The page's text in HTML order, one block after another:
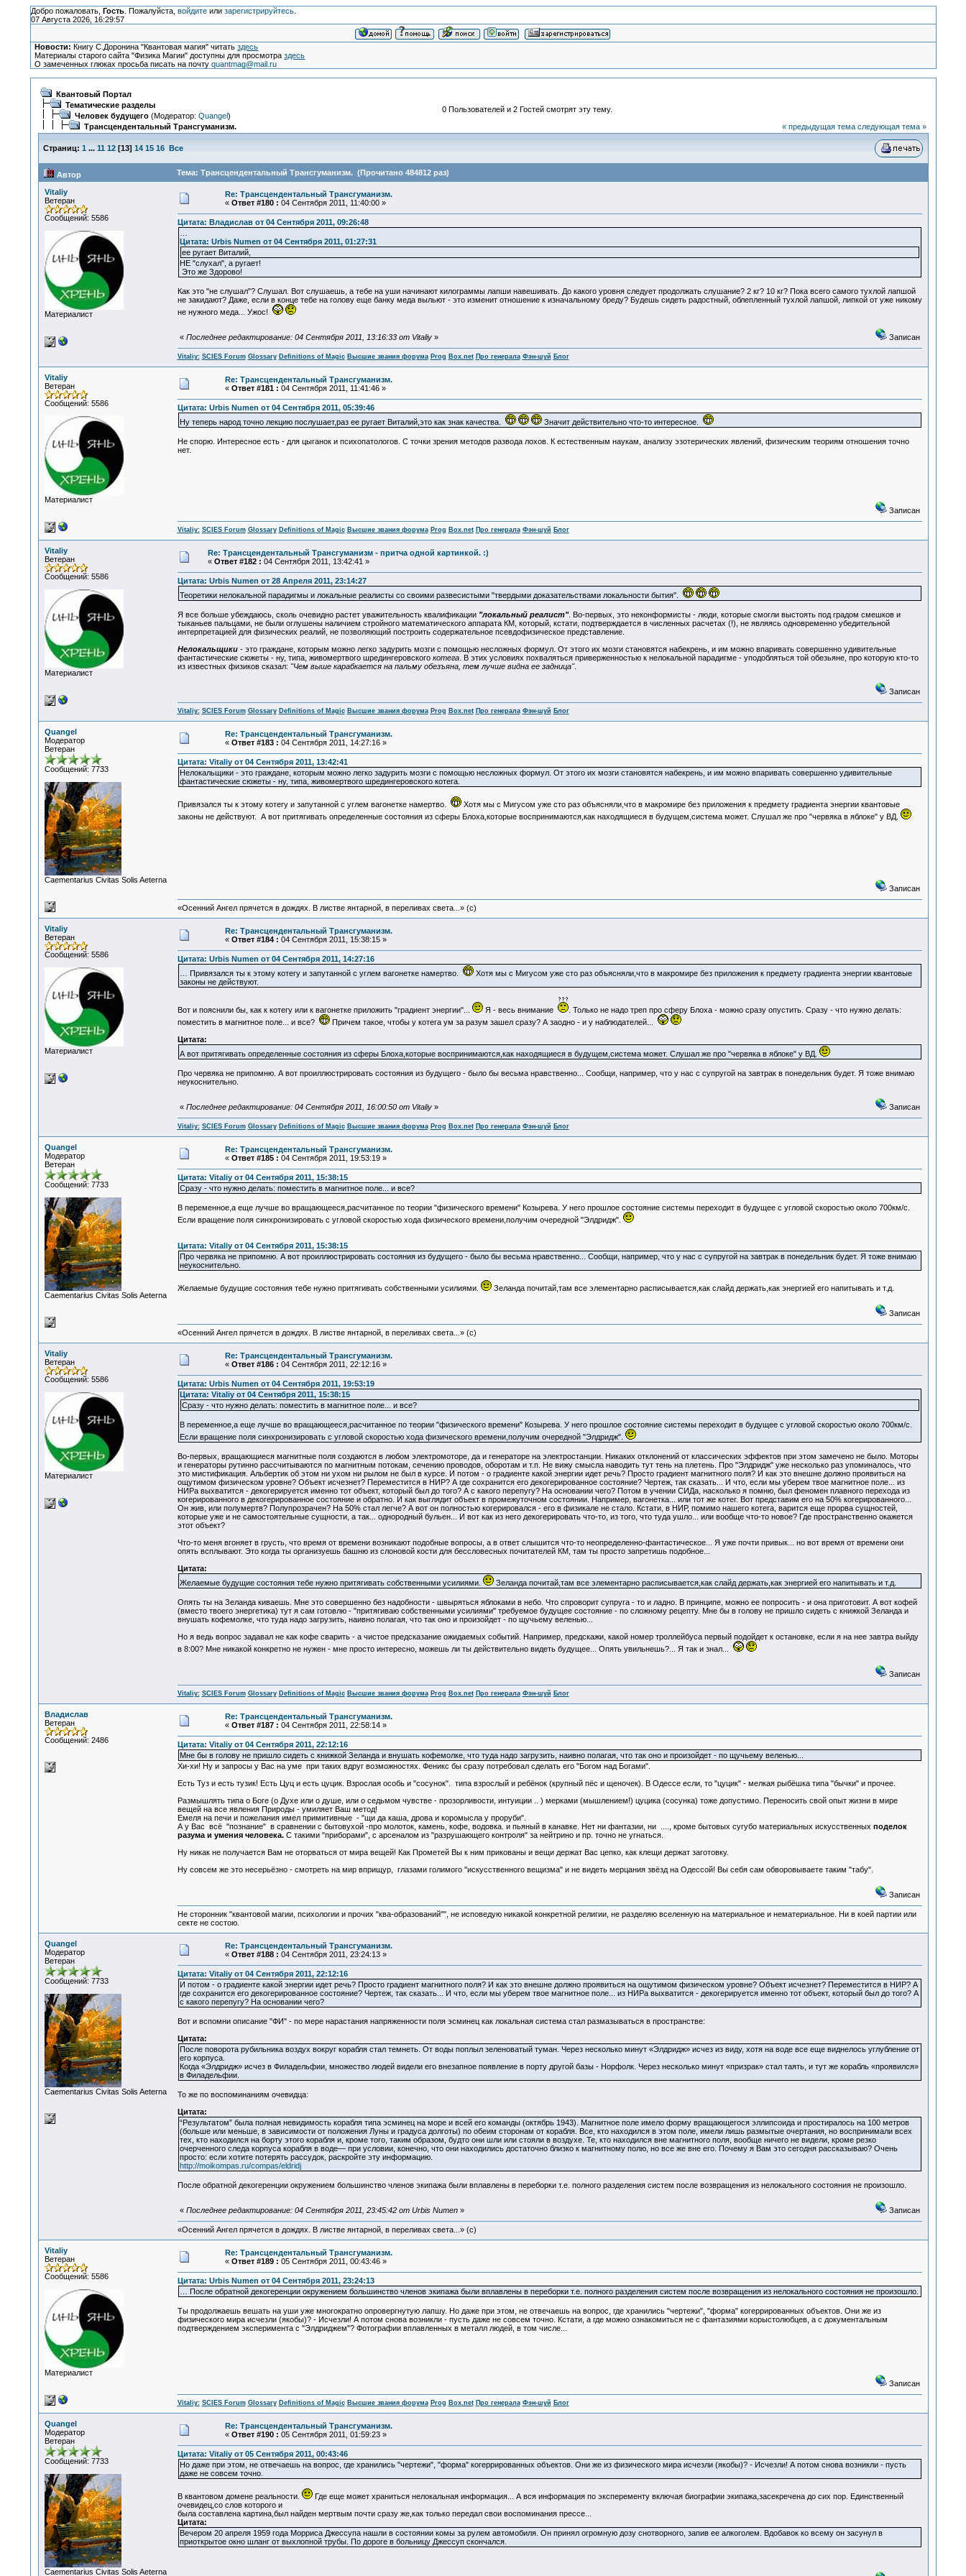
Добро пожаловать, Гость. Пожалуйста, войдитеили зарегистрируйтесь.
07 Августа 2026, 16:29:57
Новости: Книгу С.Доронина "Квантовая магия" читатьздесь
Материалы старого сайта "Физика Магии" доступны для просмотраздесь
О замеченных глюках просьба писать на почтуquantmag@mail.ru
Квантовый Портал
Тематические разделы
Человек будущего(Модератор: Quangel)
Трансцендентальный Трансгуманизм.
0 Пользователей и 2 Гостей смотрят эту тему.
« предыдущая тема следующая тема »
Страниц: 1 ... 11 12[13] 14 15 16 Все
Автор Тема: Трансцендентальный Трансгуманизм. (Прочитано 484812 раз)
Vitaliy
Ветеран
Сообщений: 5586
Материалист
Re: Трансцендентальный Трансгуманизм.
« Ответ #180 : 04 Сентября 2011, 11:40:00 »
Цитата: Владислав от 04 Сентября 2011, 09:26:48
Цитата: Urbis Numen от 04 Сентября 2011, 01:27:31
ее ругает Виталий,
НЕ "слухал", а ругает!
Это же Здорово!
Как это "не слушал"? Слушал. Вот слушаешь, а тебе на уши начинают килограммы лапши навешивать. До какого уровня следует продолжать слушание? 2 кг? 10 кг? Пока всего самого тухлой лапшой
не закидают? Даже, если в конце тебе на голову еще банку меда выльют - это изменит отношение к изначальному бреду? Будешь сидеть радостный, облепленный тухлой лапшой, липкой от уже никому
не нужного меда... Ужос!
« Последнее редактирование: 04 Сентября 2011, 13:16:33 от Vitaliy» Записан
Vitaliy: SCIES Forum Glossary Definitions of Magic Высшие звания форума Prog Box.net Про генерала Фэн-шуй Блог
Vitaliy
Ветеран
Сообщений: 5586
Материалист
Re: Трансцендентальный Трансгуманизм.
« Ответ #181 : 04 Сентября 2011, 11:41:46 »
Цитата: Urbis Numen от 04 Сентября 2011, 05:39:46
Ну теперь народ точно лекцию послушает,раз ее ругает Виталий,это как знак качества.
Значит действительно что-то интересное.
Не спорю. Интересное есть - для цыганок и психопатологов. С точки зрения методов развода лохов. К естественным наукам, анализу эзотерических явлений, физическим теориям отношения точно
нет.
Записан
Vitaliy: SCIES Forum Glossary Definitions of Magic Высшие звания форума Prog Box.net Про генерала Фэн-шуй Блог
Vitaliy
Ветеран
Сообщений: 5586
Материалист
Re: Трансцендентальный Трансгуманизм - притча одной картинкой. :)
« Ответ #182 : 04 Сентября 2011, 13:42:41 »
Цитата: Urbis Numen от 28 Апреля 2011, 23:14:27
Теоретики нелокальной парадигмы и локальные реалисты со своими развесистыми "твердыми доказательствами локальности бытия".
Я все больше убеждаюсь, сколь очевидно растет уважительность квалификации "локальный реалист". Во-первых, это неконформисты - люди, которые смогли выстоять под градом смешков и
тыканьев пальцами, не были оглушены наличием стройного математического аппарата КМ, который, кстати, подтверждается в численных расчетах (!), не являясь одновременно убедительной
интерпретацией для физических реалий, не позволяющий построить содержательное псевдофизическое представление.
Нелокальщики- это граждане, которым можно легко задурить мозги с помощью несложных формул. От этого их мозги становятся набекрень, и им можно впаривать совершенно удивительные
фантастические сюжеты - ну, типа, живомертвого шредингеровского котега. В этих условиях похваляться приверженностью к нелокальной парадигме - уподобляться той обезьяне, про которую кто-то
из известных физиков сказал: "Чем выше карабкается на пальму обезъяна, тем лучше видна ее задница".
Записан
Vitaliy: SCIES Forum Glossary Definitions of Magic Высшие звания форума Prog Box.net Про генерала Фэн-шуй Блог
Quangel
Модератор
Ветеран
Сообщений: 7733
Сaementarius Civitas Solis Aeterna
Re: Трансцендентальный Трансгуманизм.
« Ответ #183 : 04 Сентября 2011, 14:27:16 »
Цитата: Vitaliy от 04 Сентября 2011, 13:42:41
Нелокальщики - это граждане, которым можно легко задурить мозги с помощью несложных формул. От этого их мозги становятся набекрень, и им можно впаривать совершенно удивительные
фантастические сюжеты - ну, типа, живомертвого шредингеровского котега.
Привязался ты к этому котегу и запутанной с углем вагонетке намертво.
Хотя мы с Мигусом уже сто раз объясняли,что в макромире без приложения к предмету градиента энергии квантовые
законы не действуют. А вот притягивать определенные состояния из сферы Блоха,которые воспринимаются,как находящиеся в будущем,система может. Слушал же про "червяка в яблоке" у ВД.
Записан
«Осенний Ангел прячется в дождях. В листве янтарной, в переливах света...» (c)
Vitaliy
Ветеран
Сообщений: 5586
Материалист
Re: Трансцендентальный Трансгуманизм.
« Ответ #184 : 04 Сентября 2011, 15:38:15 »
Цитата: Urbis Numen от 04 Сентября 2011, 14:27:16
… Привязался ты к этому котегу и запутанной с углем вагонетке намертво.
Хотя мы с Мигусом уже сто раз объясняли,что в макромире без приложения к предмету градиента энергии квантовые
законы не действуют.
Вот и пояснили бы, как к котегу или к вагонетке приложить "градиент энергии"... Я - весь внимание
. Только не надо треп про сферу Блоха - можно сразу опустить. Сразу - что нужно делать:
поместить в магнитное поле... и все?
Причем такое, чтобы у котега ум за разум зашел сразу? А заодно - и у наблюдателей...
Цитата:
А вот притягивать определенные состояния из сферы Блоха,которые воспринимаются,как находящиеся в будущем,система может. Слушал же про "червяка в яблоке" у ВД.
Про червяка не припомню. А вот проиллюстрировать состояния из будущего - было бы весьма нравственно... Сообщи, например, что у нас с супругой на завтрак в понедельник будет. Я тоже внимаю
неукоснительно.
« Последнее редактирование: 04 Сентября 2011, 16:00:50 от Vitaliy» Записан
Vitaliy: SCIES Forum Glossary Definitions of Magic Высшие звания форума Prog Box.net Про генерала Фэн-шуй Блог
Quangel
Модератор
Ветеран
Сообщений: 7733
Сaementarius Civitas Solis Aeterna
Re: Трансцендентальный Трансгуманизм.
« Ответ #185 : 04 Сентября 2011, 19:53:19 »
Цитата: Vitaliy от 04 Сентября 2011, 15:38:15
Сразу - что нужно делать: поместить в магнитное поле... и все?
В переменное,а еще лучше во вращающееся,расчитанное по теории "физического времени" Козырева. У него прошлое состояние системы переходит в будущее с угловой скоростью около 700км/c.
Если вращение поля синхронизировать с угловой скоростью хода физического времени,получим очередной "Элдридж".
Цитата: Vitaliy от 04 Сентября 2011, 15:38:15
Про червяка не припомню. А вот проиллюстрировать состояния из будущего - было бы весьма нравственно... Сообщи, например, что у нас с супругой на завтрак в понедельник будет. Я тоже внимаю
неукоснительно.
Желаемые будущие состояния тебе нужно притягивать собственными усилиями. Зеланда почитай,там все элементарно расписывается,как слайд держать,как энергией его напитывать и т.д.
Записан
«Осенний Ангел прячется в дождях. В листве янтарной, в переливах света...» (c)
Vitaliy
Ветеран
Сообщений: 5586
Материалист
Re: Трансцендентальный Трансгуманизм.
« Ответ #186 : 04 Сентября 2011, 22:12:16 »
Цитата: Urbis Numen от 04 Сентября 2011, 19:53:19
Цитата: Vitaliy от 04 Сентября 2011, 15:38:15
Сразу - что нужно делать: поместить в магнитное поле... и все?
В переменное,а еще лучше во вращающееся,расчитанное по теории "физического времени" Козырева. У него прошлое состояние системы переходит в будущее с угловой скоростью около 700км/c.
Если вращение поля синхронизировать с угловой скоростью хода физического времени,получим очередной "Элдридж".
Во-первых, вращающиеся магнитные поля создаются в любом электромоторе, да и генераторе на электростанции. Никаких отклонений от классических эффектов при этом замечено не было. Моторы
и генераторы рутинно рассчитываются по магнитным потокам, сечению проводов, оборотам и т.п. Не вижу смысла наводить тут тень на плетень. Про "Элдридж" уже несколько раз упоминалось, что
это мистификация. Альбертик об этом ни ухом ни рылом не был в курсе. И потом - о градиенте какой энергии идет речь? Просто градиент магнитного поля? И как это внешне должно проявиться на
ощутимом физическом уровне? Объект исчезнет? Переместится в НИР? А где сохранится его декогерированное состояние? Чертеж, так сказать... И что, если мы уберем твое магнитное поле... из
НИРа выхватится - декогерируется именно тот объект, который был до того? А с какого перепугу? На основании чего? Потом в учении СИДа, насколько я помню, был феномен плавного перехода из
когерированного в декогерированное состояние и обратно. И как выглядит объект в промежуточном состоянии. Например, вагонетка... или тот же котег. Вот представим его на 50% когерированного...
Он жив, или полумертв? Полупрозрачен? На 50% стал легче? А вот он полностью когерировался - его в физикале не стало. Кстати, в НИР, помимо нашего котега, варится еще прорва сущностей,
которые уже и не самостоятельные сущности, а так... однородный бульен... И вот как из него декогерировать что-то, из того, что туда ушло... или вообще что-то новое? Где пространственно окажется
этот объект?
Что-то меня вгоняет в грусть, что время от времени возникают подобные вопросы, а в ответ слышится что-то неопределенно-фантастическое... Я уже почти привык... но вот время от времени они
опять всплывают. Это когда ты организуешь башню из слоновой кости для бессловесных почитателей КМ, там ты просто запретишь подобное...
Цитата:
Желаемые будущие состояния тебе нужно притягивать собственными усилиями.
Зеланда почитай,там все элементарно расписывается,как слайд держать,как энергией его напитывать и т.д.
Опять ты на Зеланда киваешь. Мне это совершенно без надобности - швыряться яблоками в небо. Что спроворит супруга - то и ладно. В принципе, можно ее попросить - и она приготовит. А вот кофей
(вместо твоего энергетика) тут я сам готовлю - "притягиваю собственными усилиями" требуемое будущее состояние - по сложному рецепту. Мне бы в голову не пришло сидеть с книжкой Зеланда и
внушать кофемолке, что туда надо загрузить, наивно полагая, что так оно и произойдет - по щучьему веленью...
Но я ведь вопрос задавал не как кофе сварить - а чистое предсказание ожидаемых событий. Например, предскажи, какой номер троллейбуса первый подойдет к остановке, если я на нее завтра выйду
в 8:00? Мне никакой конкретно не нужен - мне просто интересно, можешь ли ты действительно видеть будущее... Опять увильнешь?... Я так и знал...
Записан
Vitaliy: SCIES Forum Glossary Definitions of Magic Высшие звания форума Prog Box.net Про генерала Фэн-шуй Блог
Владислав
Ветеран
Сообщений: 2486
Re: Трансцендентальный Трансгуманизм.
« Ответ #187 : 04 Сентября 2011, 22:58:14 »
Цитата: Vitaliy от 04 Сентября 2011, 22:12:16
Мне бы в голову не пришло сидеть с книжкой Зеланда и внушать кофемолке, что туда надо загрузить, наивно полагая, что так оно и произойдет - по щучьему веленью...
Хи-хи! Ну и запросы у Вас на уме при таких вдруг возможностях. Феникс бы сразу потребовал сделать его "Богом над Богами".
Есть Туз и есть тузик! Есть Цуц и есть цуцик. Взрослая особь и "сосунок". типа взрослый и ребёнок (крупный пёс и щеночек). В Одессе если, то "цуцик" - мелкая рыбёшка типа "бычки" и прочее.
Размышлять типа о Боге (о Духе или о душе, или о седьмом чувстве - прозорливости, интуиции .. ) мерками (мышлением!) цуцика (сосунка) тоже допустимо. Переносить свой опыт жизни в мире
вещей на все явления Природы - умиляет Ваш метод!
Емеля на печи и пожелания имел примитивные - "щи да каша, дрова и коромысла у проруби".
А у Вас всё "познание" в сравнении с бытовухой -про молоток, камень, кофе, водовка. и пьяный в канавке. Нет ни фантазии, ни ...., кроме бытовых сугубо материальных искусственных поделок
разума и умения человека. С такими "приборами", с арсеналом из "разрушающего контроля" за нейтрино и пр. точно не угнаться.
Ну никак не получается Вам не оторваться от мира вещей! Как Прометей Вы к ним прикованы и вещи держат Вас цепко, как клещи держат заготовку.
Ну совсем же это несерьёзно - смотреть на мир вприщур, глазами голимого "искусственного вещизма" и не видеть мерцания звёзд на Одессой! Вы себя сам обворовываете таким "табу".
Записан
Не сторонник "квантовой магии, психологии и прочих "ква-образований"", не исповедую никакой конкретной религии, не разделяю вселенную на материальное и нематериальное. Ни в коей партии или
секте не состою.
Quangel
Модератор
Ветеран
Сообщений: 7733
Сaementarius Civitas Solis Aeterna
Re: Трансцендентальный Трансгуманизм.
« Ответ #188 : 04 Сентября 2011, 23:24:13 »
Цитата: Vitaliy от 04 Сентября 2011, 22:12:16
И потом - о градиенте какой энергии идет речь? Просто градиент магнитного поля? И как это внешне должно проявиться на ощутимом физическом уровне? Объект исчезнет? Переместится в НИР? А
где сохранится его декогерированное состояние? Чертеж, так сказать... И что, если мы уберем твое магнитное поле... из НИРа выхватится - декогерируется именно тот объект, который был до того? А
с какого перепугу? На основании чего?
Вот и вспомни описание "ФИ" - по мере нарастания напряженности поля эсминец как локальная система стал размазываться в пространстве:
Цитата:
После поворота рубильника воздух вокруг корабля стал темнеть. От воды поплыл зеленоватый туман. Через несколько минут «Элдридж» исчез из виду, хотя на воде все еще виднелось углубление от
его корпуса.
Когда «Элдридж» исчез в Филадельфии, множество людей видели его внезапное появление в порту другой базы - Норфолк. Через несколько минут «призрак» стал таять, и тут же корабль «проявился»
в Филадельфии.
То же по воспоминаниям очевидца:
Цитата:
“Результатом” была полная невидимость корабля типа эсминец на море и всей его команды (октябрь 1943). Магнитное поле имело форму вращающегося эллипсоида и простиралось на 100 метров
(больше или меньше, в зависимости от положения Луны и градуса долготы) по обеим сторонам от корабля. Все, кто находился в этом поле, имели лишь размытые очертания, но воспринимали всех
тех, кто находился на борту этого корабля и, кроме того, таким образом, будто они шли или стояли в воздухе. Те, кто находился вне магнитного поля, вообще ничего не видели, кроме резко
очерченного следа корпуса корабля в воде— при условии, конечно, что они находились достаточно близко к магнитному полю, но все же вне его. Почему я Вам это сегодня рассказываю? Очень
просто: если хотите потерять рассудок, раскройте эту информацию.
http://moikompas.ru/compas/eldridj
После обратной декогеренции окружением большинство членов экипажа были вплавлены в переборки т.е. полного разделения систем после возвращения из нелокального состояния не произошло.
« Последнее редактирование: 04 Сентября 2011, 23:45:42 от Urbis Numen» Записан
«Осенний Ангел прячется в дождях. В листве янтарной, в переливах света...» (c)
Vitaliy
Ветеран
Сообщений: 5586
Материалист
Re: Трансцендентальный Трансгуманизм.
« Ответ #189 : 05 Сентября 2011, 00:43:46 »
Цитата: Urbis Numen от 04 Сентября 2011, 23:24:13
… После обратной декогеренции окружением большинство членов экипажа были вплавлены в переборки т.е. полного разделения систем после возвращения из нелокального состояния не произошло.
Ты продолжаешь вешать на уши уже многократно опровергнутую лапшу. Но даже при этом, не отвечаешь на вопрос, где хранились "чертежи", "форма" когеррированных объектов. Они же из
физического мира исчезли (якобы)? - Исчезли! А потом снова возникли - пусть даже не совсем точно. Кстати, а где можно ознакомиться не с фантазиями корыстолюбцев, а с документальным
подтверждением эксперимента с "Элдриджем"? Фотографии вплавленных в металл людей, в том числе...
Записан
Vitaliy: SCIES Forum Glossary Definitions of Magic Высшие звания форума Prog Box.net Про генерала Фэн-шуй Блог
Quangel
Модератор
Ветеран
Сообщений: 7733
Сaementarius Civitas Solis Aeterna
Re: Трансцендентальный Трансгуманизм.
« Ответ #190 : 05 Сентября 2011, 01:59:23 »
Цитата: Vitaliy от 05 Сентября 2011, 00:43:46
Но даже при этом, не отвечаешь на вопрос, где хранились "чертежи", "форма" когеррированных объектов. Они же из физического мира исчезли (якобы)? - Исчезли! А потом снова возникли - пусть
даже не совсем точно.
В квантовом домене реальности.
Где еще может храниться нелокальная информация... А вся информация по эксперементу включая биографии экипажа,засекречена до сих пор. Единственный
очевидец,со слов которого и
была составлена картина,был найден мертвым почти сразу же,как только передал свои воспоминания прессе...
Цитата:
Вечером 20 апреля 1959 года Морриса Джессупа нашли в состоянии комы за рулем автомобиля. Он принял огромную дозу снотворного, запив ее алкоголем. Вдобавок ко всему он засунул в
приоткрытое окно шланг от выхлопной трубы. По дороге в больницу Джессуп скончался.